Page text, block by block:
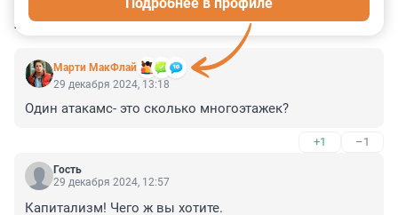
КОММЕНТАРИИ 118
Марти МакФлай
29 декабря 2024, 13:18
Один атакамс- это сколько многоэтажек?
+1 –1
Гость
29 декабря 2024, 12:57
Капитализм! Чего ж вы хотите.